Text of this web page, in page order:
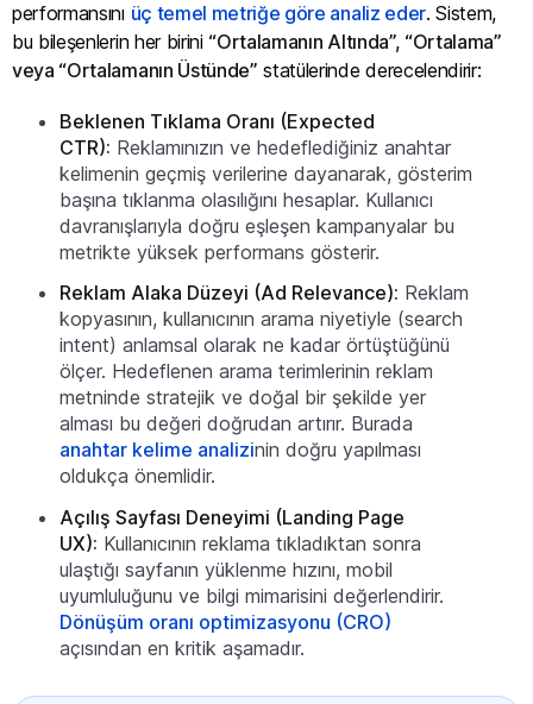
performansını üç temel metriğe göre analiz eder. Sistem,
bu bileşenlerin her birini “Ortalamanın Altında”, “Ortalama”
veya “Ortalamanın Üstünde” statülerinde derecelendirir:
Beklenen Tıklama Oranı (Expected
CTR): Reklamınızın ve hedeflediğiniz anahtar
kelimenin geçmiş verilerine dayanarak, gösterim
başına tıklanma olasılığını hesaplar. Kullanıcı
davranışlarıyla doğru eşleşen kampanyalar bu
metrikte yüksek performans gösterir.
Reklam Alaka Düzeyi (Ad Relevance): Reklam
kopyasının, kullanıcının arama niyetiyle (search
intent) anlamsal olarak ne kadar örtüştüğünü
ölçer. Hedeflenen arama terimlerinin reklam
metninde stratejik ve doğal bir şekilde yer
alması bu değeri doğrudan artırır. Burada
anahtar kelime analizinin doğru yapılması
oldukça önemlidir.
Açılış Sayfası Deneyimi (Landing Page
UX): Kullanıcının reklama tıkladıktan sonra
ulaştığı sayfanın yüklenme hızını, mobil
uyumluluğunu ve bilgi mimarisini değerlendirir.
Dönüşüm oranı optimizasyonu (CRO)
açısından en kritik aşamadır.